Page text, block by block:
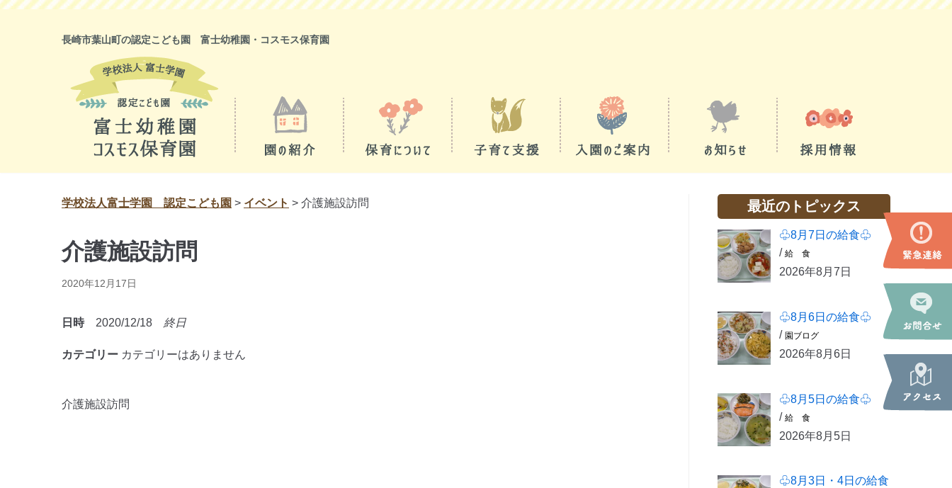
プ
長崎市葉山町の認定こども園 富士幼稚園・コスモス保育園
学校法人富士学園 認定こども園 > イベント > 介護施設訪問
介護施設訪問
2020年12月17日
日時2020/12/18 終日
カテゴリー カテゴリーはありません
介護施設訪問
最近のトピックス
♧8月7日の給食♧
/ 給 食
2026年8月7日
♧8月6日の給食♧
/ 園ブログ
2026年8月6日
♧8月5日の給食♧
/ 給 食
2026年8月5日
♧8月3日・4日の給食